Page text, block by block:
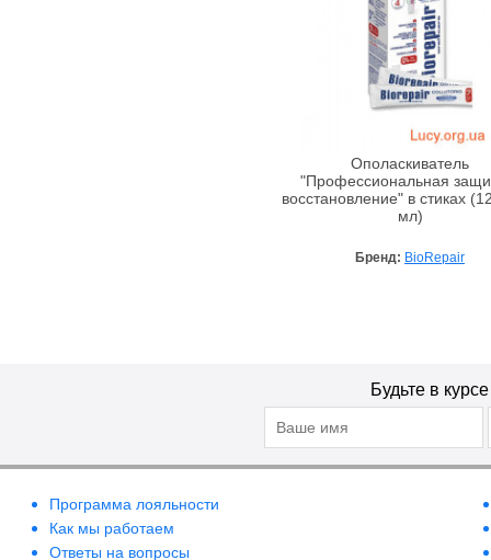
Ополаскиватель
"Профессиональная
восстановление" в стиках
мл)
Бренд: BioRepair
Будьте в
Программа лояльности
Как мы работаем
Ответы на вопросы